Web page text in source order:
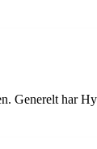
Generelt har